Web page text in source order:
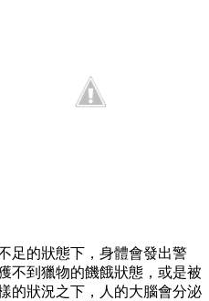
足的狀態下，身體會發出警
不到獵物的饑餓狀態，或是被
的狀況之下，人的大腦會分泌